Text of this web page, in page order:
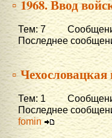
▫ 1968. Ввод
Тем: 7
Последнее
▫
Тем: 1
Последнее
fomin